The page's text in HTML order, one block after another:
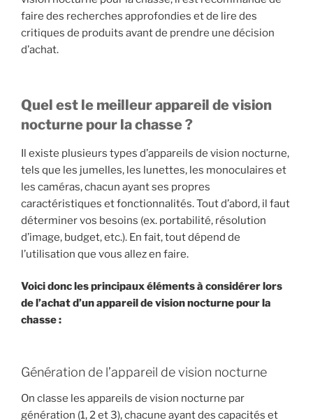
faire des recherches approfondies et de lire des
critiques de produits avant de prendre une décision
d’achat.
Quel est le meilleur appareil de vision
nocturne pour la chasse ?
Il existe plusieurs types d’appareils de vision nocturne,
tels que les jumelles, les lunettes, les monoculaires et
les caméras, chacun ayant ses propres
caractéristiques et fonctionnalités. Tout d’abord, il faut
déterminer vos besoins (ex. portabilité, résolution
d’image, budget, etc.). En fait, tout dépend de
l’utilisation que vous allez en faire.
Voici donc les principaux éléments à considérer lors
de l’achat d’un appareil de vision nocturne pour la
chasse :
Génération de l’appareil de vision nocturne
On classe les appareils de vision nocturne par
génération (1, 2 et 3), chacune ayant des capacités et